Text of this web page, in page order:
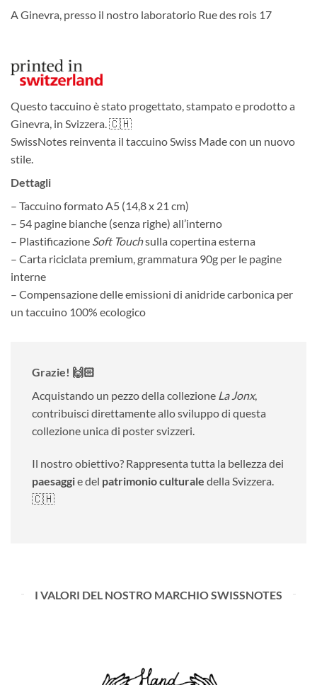
A Ginevra, presso il nostro laboratorio Rue des rois 17
Questo taccuino è stato progettato, stampato e prodotto a
Ginevra, in Svizzera. 🇨🇭
SwissNotes reinventa il taccuino Swiss Made con un nuovo
stile.
Dettagli
– Taccuino formato A5 (14,8 x 21 cm)
– 54 pagine bianche (senza righe) all’interno
– Plastificazione Soft Touchsulla copertina esterna
– Carta riciclata premium, grammatura 90g per le pagine
interne
– Compensazione delle emissioni di anidride carbonica per
un taccuino 100% ecologico
Grazie! 🙌🏻
Acquistando un pezzo della collezione La Jonx,
contribuisci direttamente allo sviluppo di questa
collezione unica di poster svizzeri.
Il nostro obiettivo? Rappresenta tutta la bellezza dei
paesaggie del patrimonio culturale della Svizzera.
🇨🇭
I VALORI DEL NOSTRO MARCHIO SWISSNOTES